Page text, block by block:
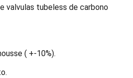
valvulas tubeless de carbono
( +-10%).